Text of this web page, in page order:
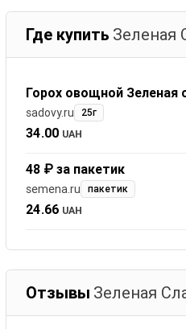
Где купить Зеленая
Горох овощной Зеленая
sadovy.ru 25г
34.00 UAH
48 ₽ за пакетик
semena.ru пакетик
24.66 UAH
Отзывы Зеленая